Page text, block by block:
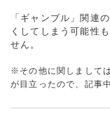
「ギャンブル」関連
くしてしまう可能性
せん。
※その他に関しまして
が目立ったので、記事